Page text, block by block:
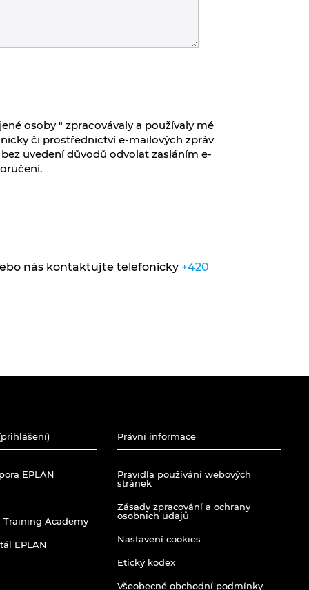
osoby " zpracovávaly a používaly mé
či prostřednictví e-mailových zpráv
uvedení důvodů odvolat zasláním e-
nás kontaktujte telefonicky +420
EPLAN
Training Academy
EPLAN
Právní informace
Pravidla používání webových
stránek
Zásady zpracování a ochrany
osobních údajů
Nastavení cookies
Etický kodex
Všeobecné obchodní podmínky